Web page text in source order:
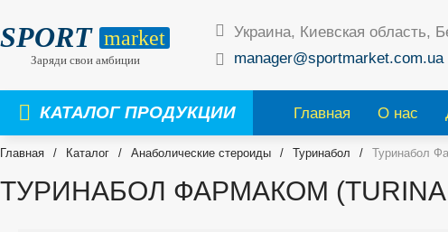
SPORT market
Заряди свои амбиции
Украина, Киевская область,
manager@sportmarket.com.ua
КАТАЛОГ ПРОДУКЦИИ Главная О нас
Главная / Каталог / Анаболические стероиды / Туринабол / Туринабол
ТУРИНАБОЛ ФАРМАКОМ